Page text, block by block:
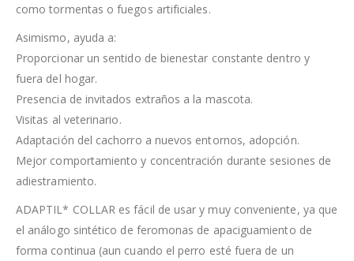
como tormentas o fuegos artificiales.
Asimismo, ayuda a:
Proporcionar un sentido de bienestar constante dentro y
fuera del hogar.
Presencia de invitados extraños a la mascota.
Visitas al veterinario.
Adaptación del cachorro a nuevos entornos, adopción.
Mejor comportamiento y concentración durante sesiones de
adiestramiento.
ADAPTIL* COLLAR es fácil de usar y muy conveniente, ya que
el análogo sintético de feromonas de apaciguamiento de
forma continua (aun cuando el perro esté fuera de un